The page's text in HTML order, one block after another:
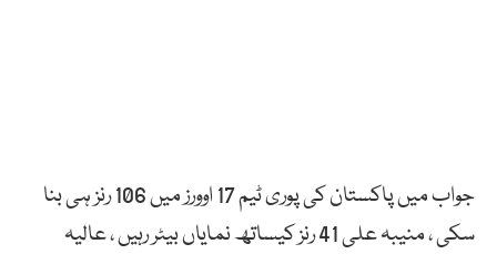
جواب میں پاکستان کی پوری ٹیم 17 اوورز میں 106 رنز ہی بنا
سکی ، منیبہ علی 41 رنز کیساتھ نمایاں بیٹر رہیں ، عالیہ